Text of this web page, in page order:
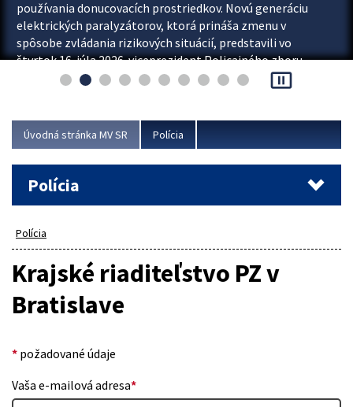
používania donucovacích prostriedkov. Novú generáciu
elektrických paralyzátorov, ktorá prináša zmenu v
spôsobe zvládania rizikových situácií, predstavili vo
štvrtok 16. júla 2026 viceprezident Policajného zboru
Rastislav Polakovič a riaditeľ odboru výcviku...
pause_presentation
Úvodná stránka MV SR Polícia
Polícia
Polícia
Krajské riaditeľstvo PZ v
Bratislave
* požadované údaje
Vaša e-mailová adresa*